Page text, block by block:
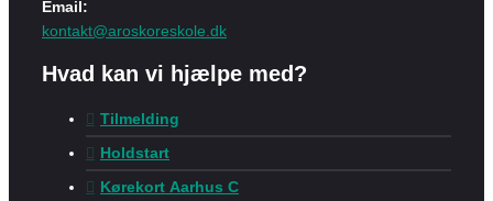
Email:
kontakt@aroskoreskole.dk
Hvad kan vi hjælpe med?
Tilmelding
Holdstart
Kørekort Aarhus C